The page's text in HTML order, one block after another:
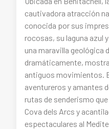
cautivadora atracción
conocida por sus
rocosas, su laguna azul
una maravilla geológica
dramáticamente,
antiguos movimientos.
aventureros y amantes
rutas de senderismo
Cova dels Arcs y
espectaculares al